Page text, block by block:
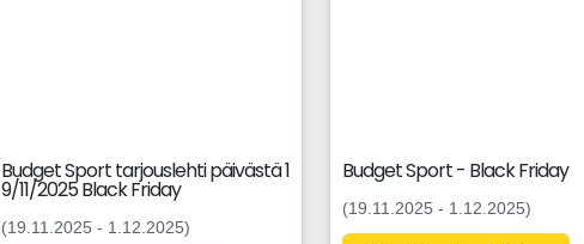
Budget Sport tarjouslehti päivästä 1
9/11/2025 Black Friday
(19.11.2025 - 1.12.2025)
Budget Sport - Black Friday
(19.11.2025 - 1.12.2025)